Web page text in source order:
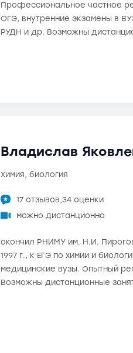
Профессиональное частное
ОГЭ, внутренние экзамены в
РУДН и др. Возможны
Владислав
химия, биология
17 отзывов,34 оценки
можно дистанционно
окончил РНИМУ им. Н.И.
1997 г., к ЕГЭ по химии и
медицинские вузы. Опытный
Возможны дистанционные